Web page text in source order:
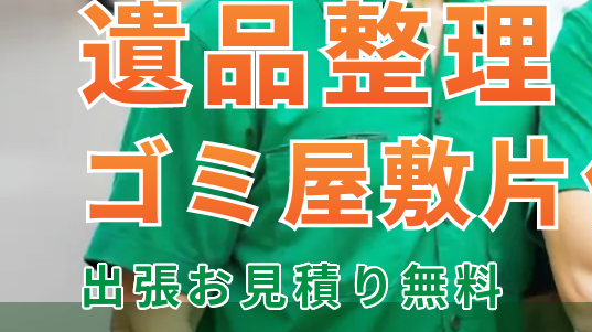
遺品整理
ゴミ屋敷
遺品整理
ゴミ屋敷
出張お見積り無料